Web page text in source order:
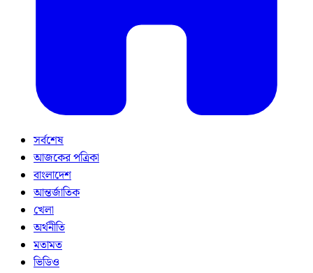
সর্বশেষ
আজকের পত্রিকা
বাংলাদেশ
আন্তর্জাতিক
খেলা
অর্থনীতি
মতামত
ভিডিও